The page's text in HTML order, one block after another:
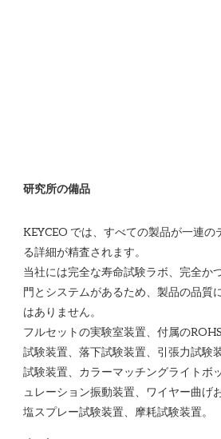
KEYCEO では、すべての製品が一連の
る詳細が精査されます。
当社には完全な寿命試験ラボ、完全か
門とシステムがあるため、製品の品質
はありません。
フルセットの実験室装置、付属の
試験装置、落下試験装置、引張力試験
試験装置、カラーマッチングライトボ
ュレーション振動装置、ワイヤー曲げ